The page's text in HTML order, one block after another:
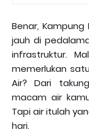
Benar, Kampung
jauh di
infrastruktur.
memerlukan
Air? Dari
macam air
Tapi air itulah
hari.